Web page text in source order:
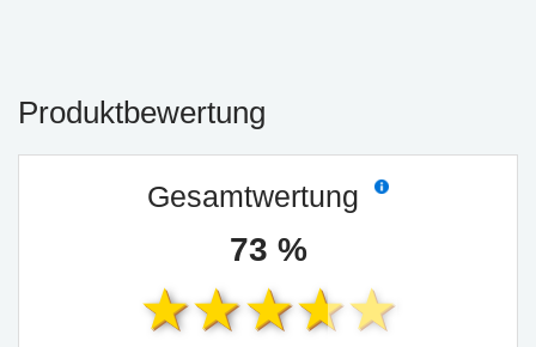
Produktbewertung
Gesamtwertung
73 %